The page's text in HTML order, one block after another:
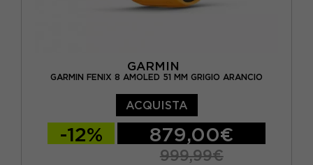
GARMIN
GARMIN FENIX 8 AMOLED 51 MM GRIGIO ARANCIO
ACQUISTA
-12% 879,00€
999,99€